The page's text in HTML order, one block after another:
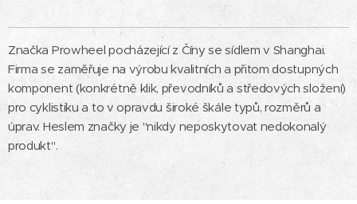
Značka Prowheel pocházející z Číny se sídlem v Shanghai.
Firma se zaměřuje na výrobu kvalitních a přitom dostupných
komponent (konkrétně klik, převodníků a středových složení)
pro cyklistiku a to v opravdu široké škále typů, rozměrů a
úprav. Heslem značky je "nikdy neposkytovat nedokonalý
produkt".